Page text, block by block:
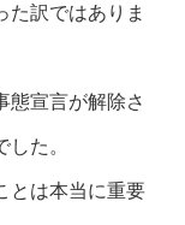
た訳ではありま
態宣言が解除さ
た。
とは本当に重要